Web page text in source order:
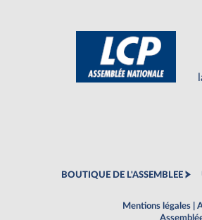
BOUTIQUE DE L'ASSEMBLEE
Mentions légales